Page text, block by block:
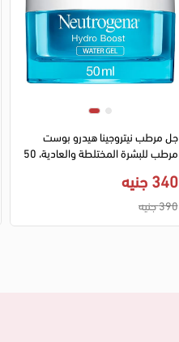
جل مرطب نيتروجينا هيدرو بوست
مرطب للبشرة المختلطة والعادية، 50
340 جنيه
390 جنيه